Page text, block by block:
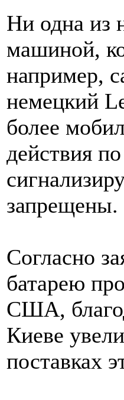
Ни одна из
машиной,
например,
немецкий
более
действия
запрещены.
Согласно
батарею
США,
Киеве
поставках